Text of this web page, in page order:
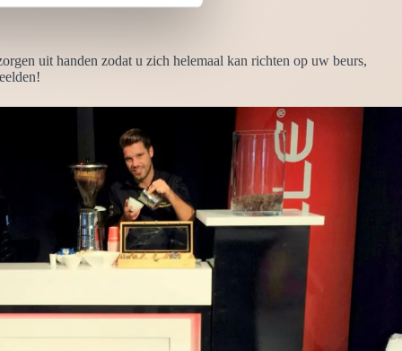
uit handen zodat u zich helemaal kan richten op uw beurs,